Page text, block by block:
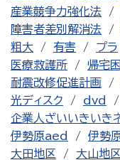
産業競争力強化法
障害者差別解消法
粗大
有害 プラ
医療救護所
帰宅
耐震改修促進計画
光ディスク
dvd
企業人ざいいきいき
伊勢原aed
伊勢
大田地区
大山地区